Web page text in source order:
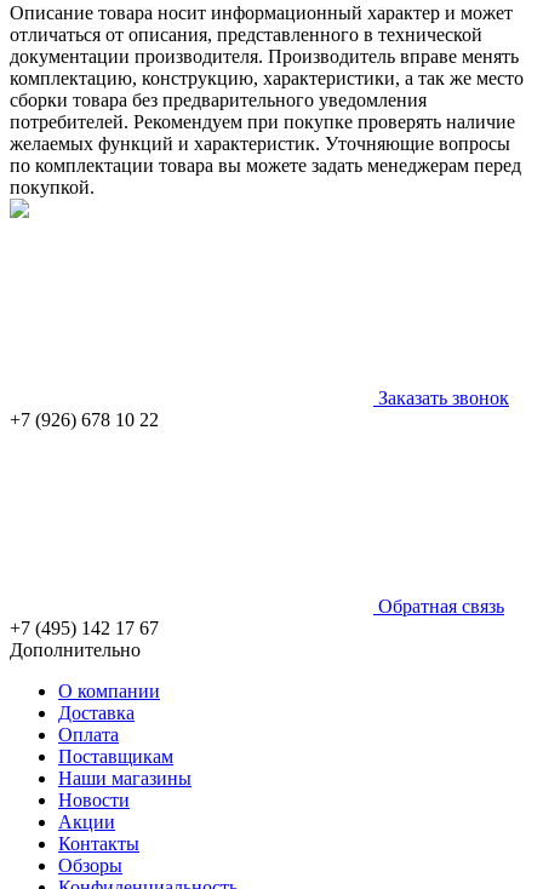
Описание товара носит информационный характер и может
отличаться от описания, представленного в технической
документации производителя. Производитель вправе менять
комплектацию, конструкцию, характеристики, а так же место
сборки товара без предварительного уведомления
потребителей. Рекомендуем при покупке проверять наличие
желаемых функций и характеристик. Уточняющие вопросы
по комплектации товара вы можете задать менеджерам перед
покупкой.
Заказать звонок
+7 (926) 678 10 22
Обратная связь
+7 (495) 142 17 67
Дополнительно
О компании
Доставка
Оплата
Поставщикам
Наши магазины
Новости
Акции
Контакты
Обзоры